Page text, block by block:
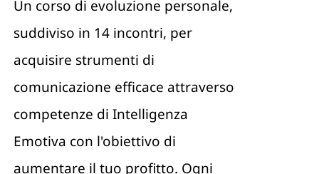
Un corso di evoluzione personale,
suddiviso in 14 incontri, per
acquisire strumenti di
comunicazione efficace attraverso
competenze di Intelligenza
Emotiva con l'obiettivo di
aumentare il tuo profitto. Ogni